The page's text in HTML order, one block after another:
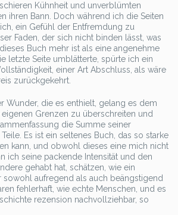
Kühnheit und unverblümten
ihren Bann. Doch während ich die Seiten
ein Gefühl der Entfremdung zu
Faden, der sich nicht binden lässt, was
Buch mehr ist als eine angenehme
letzte Seite umblätterte, spürte ich ein
einer Art Abschluss, als wäre
zurückgekehrt.
Wunder, die es enthielt, gelang es dem
Grenzen zu überschreiten und
die Summe seiner
Es ist ein seltenes Buch, das so starke
kann, und obwohl dieses eine mich nicht
ich seine packende Intensität und den
gehabt hat, schätzen, wie ein
sowohl aufregend als auch beängstigend
fehlerhaft, wie echte Menschen, und es
rezension nachvollziehbar, so